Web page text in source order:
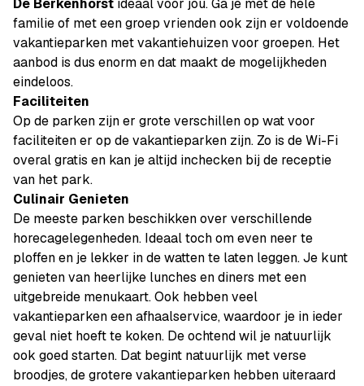
De Berkenhorst ideaal voor jou. Ga je met de hele
familie of met een groep vrienden ook zijn er voldoende
vakantieparken met vakantiehuizen voor groepen. Het
aanbod is dus enorm en dat maakt de mogelijkheden
eindeloos.
Faciliteiten
Op de parken zijn er grote verschillen op wat voor
faciliteiten er op de vakantieparken zijn. Zo is de Wi-Fi
overal gratis en kan je altijd inchecken bij de receptie
van het park.
Culinair Genieten
De meeste parken beschikken over verschillende
horecagelegenheden. Ideaal toch om even neer te
ploffen en je lekker in de watten te laten leggen. Je kunt
genieten van heerlijke lunches en diners met een
uitgebreide menukaart. Ook hebben veel
vakantieparken een afhaalservice, waardoor je in ieder
geval niet hoeft te koken. De ochtend wil je natuurlijk
ook goed starten. Dat begint natuurlijk met verse
broodjes, de grotere vakantieparken hebben uiteraard